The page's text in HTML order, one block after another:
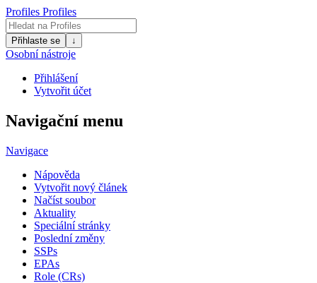
Profiles Profiles
Přihlaste se ↓
Osobní nástroje
Přihlášení
Vytvořit účet
Navigační menu
Navigace
Nápověda
Vytvořit nový článek
Načíst soubor
Aktuality
Speciální stránky
Poslední změny
SSPs
EPAs
Role (CRs)